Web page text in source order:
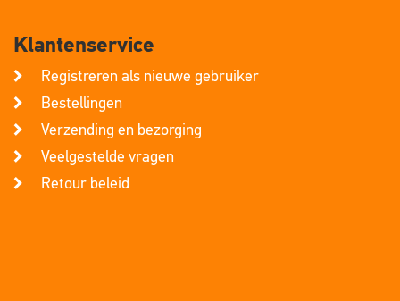
Klantenservice
Registreren als nieuwe gebruiker
Bestellingen
Verzending en bezorging
Veelgestelde vragen
Retour beleid